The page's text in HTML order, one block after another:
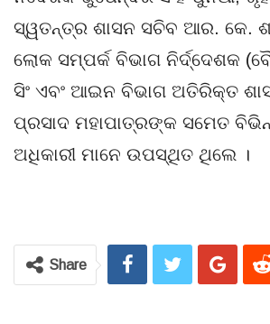
ସ୍ୱତନ୍ତ୍ର ଶାସନ ସଚିବ ଆର. କେ.
ଲୋକ ସମ୍ପର୍କ ବିଭାଗ ନିର୍ଦ୍ଦେଶକ
ସିଂ ଏବଂ ଆଇନ ବିଭାଗ ଅତିରିକ୍ତ
ପ୍ରସାଦ ମହାପାତ୍ରଙ୍କ ସମେତ
ଅଧିକାରୀ ମାନେ ଉପସ୍ଥିତ ଥିଲେ ।
Share